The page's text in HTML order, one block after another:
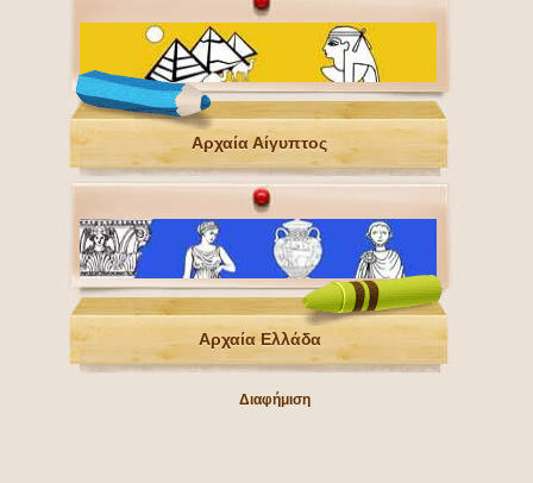
Αρχαία Αίγυπτος
Αρχαία Ελλάδα
Διαφήμιση